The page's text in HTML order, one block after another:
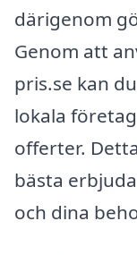
därigenom
Genom att
pris.se kan
lokala
offerter.
bästa
och dina